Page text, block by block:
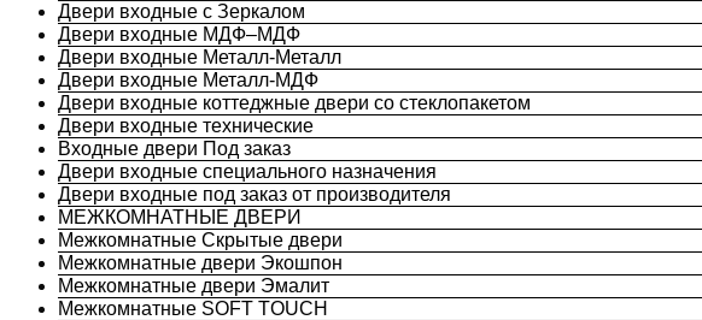
Двери входные с Зеркалом
Двери входные МДФ–МДФ
Двери входные Металл-Металл
Двери входные Металл-МДФ
Двери входные коттеджные двери со стеклопакетом
Двери входные технические
Входные двери Под заказ
Двери входные специального назначения
Двери входные под заказ от производителя
МЕЖКОМНАТНЫЕ ДВЕРИ
Межкомнатные Скрытые двери
Межкомнатные двери Экошпон
Межкомнатные двери Эмалит
Межкомнатные SOFT TOUCH